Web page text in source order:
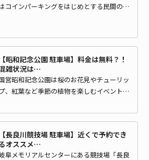
コインパーキングをはじめとする民間の…
【昭和記念公園 駐車場】料金は無料？！
雑状況は…
営昭和記念公園は桜のお花見やチューリッ
、紅葉など季節の植物を楽しむイベント…
【長良川競技場 駐車場】近くで予約でき
オススメ…
阜メモリアルセンターにある競技場「長良